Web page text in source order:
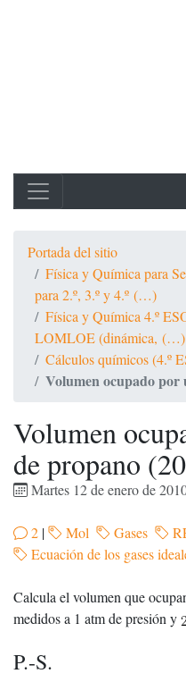
Portada del sitio
Física y Química para
para 2.º, 3.º y 4.º (…)
Física y Química 4.º
LOMLOE (dinámica, (…)
Cálculos químicos (4.º
Volumen ocupado por
Volumen
de propano
Martes 12 de enero de
2 | Mol Gases
Ecuación de los gases
Calcula el volumen que
medidos a 1 atm de presión y
P.-S.